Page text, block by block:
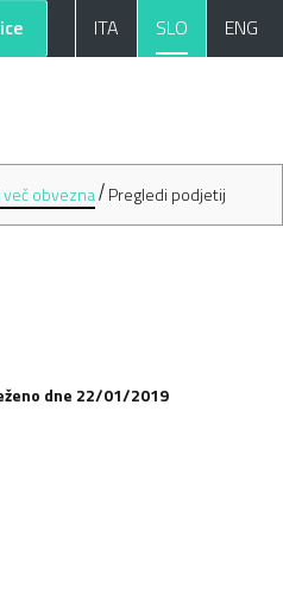
ITA SLO ENG
obvezna Pregledi podjetij
dne 22/01/2019